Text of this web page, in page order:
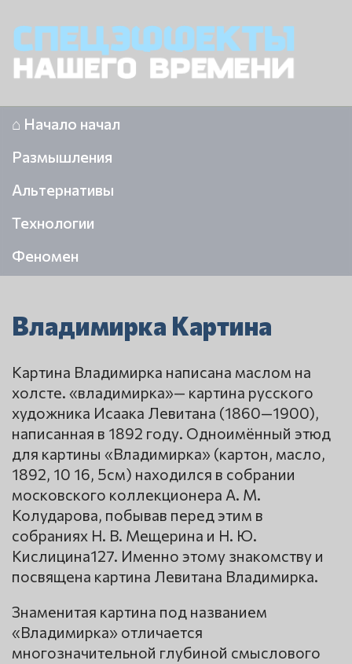
⌂ Начало начал
Размышления
Альтернативы
Технологии
Феномен
Владимирка Картина
Картина Владимирка написана маслом на
холсте. «владимирка»— картина русского
художника Исаака Левитана (1860—1900),
написанная в 1892 году. Одноимённый этюд
для картины «Владимирка» (картон, масло,
1892, 10 16, 5см) находился в собрании
московского коллекционера А. М.
Колударова, побывав перед этим в
собраниях Н. В. Мещерина и Н. Ю.
Кислицина127. Именно этому знакомству и
посвящена картина Левитана Владимирка.
Знаменитая картина под названием
«Владимирка» отличается
многозначительной глубиной смыслового